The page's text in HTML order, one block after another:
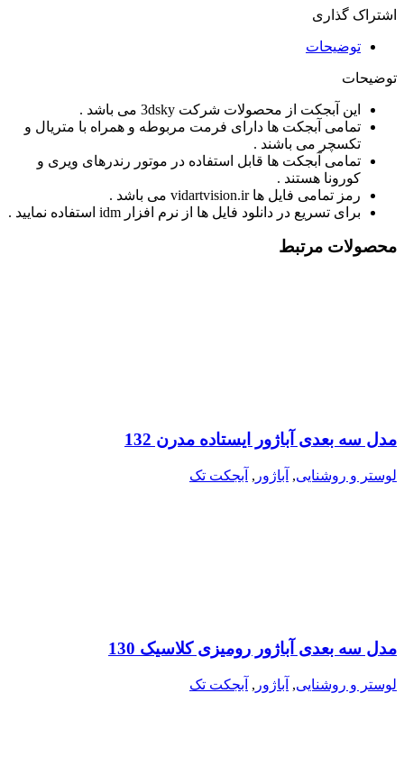
اشتراک گذاری
توضیحات
توضیحات
این آبجکت از محصولات شرکت 3dsky می باشد .
تمامی آبجکت ها دارای فرمت مربوطه و همراه با متریال و
تکسچر می باشند .
تمامی آبجکت ها قابل استفاده در موتور رندرهای ویری و
کورونا هستند .
رمز تمامی فایل ها vidartvision.ir می باشد .
برای تسریع در دانلود فایل ها از نرم افزار idm استفاده نمایید .
محصولات مرتبط
مدل سه بعدی آباژور ایستاده مدرن 132
لوستر و روشنایی, آباژور , آبجکت تک
مدل سه بعدی آباژور رومیزی کلاسیک 130
لوستر و روشنایی, آباژور , آبجکت تک